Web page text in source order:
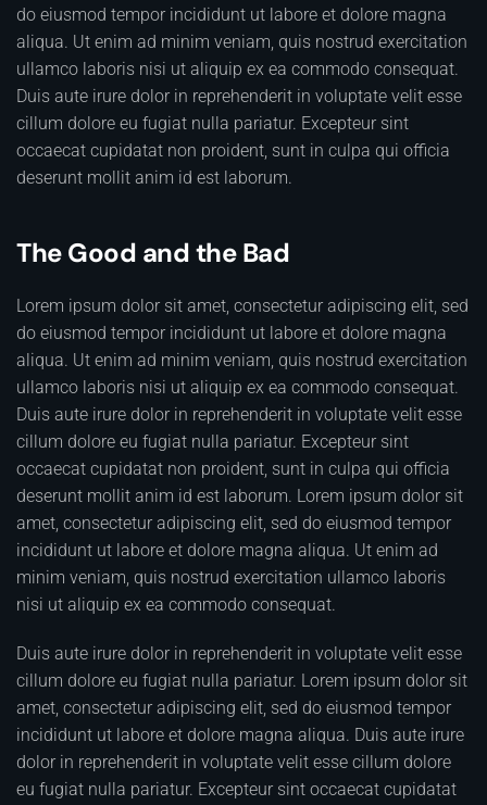
do eiusmod tempor incididunt ut labore et dolore magna
aliqua. Ut enim ad minim veniam, quis nostrud exercitation
ullamco laboris nisi ut aliquip ex ea commodo consequat.
Duis aute irure dolor in reprehenderit in voluptate velit esse
cillum dolore eu fugiat nulla pariatur. Excepteur sint
occaecat cupidatat non proident, sunt in culpa qui officia
deserunt mollit anim id est laborum.
The Good and the Bad
Lorem ipsum dolor sit amet, consectetur adipiscing elit, sed
do eiusmod tempor incididunt ut labore et dolore magna
aliqua. Ut enim ad minim veniam, quis nostrud exercitation
ullamco laboris nisi ut aliquip ex ea commodo consequat.
Duis aute irure dolor in reprehenderit in voluptate velit esse
cillum dolore eu fugiat nulla pariatur. Excepteur sint
occaecat cupidatat non proident, sunt in culpa qui officia
deserunt mollit anim id est laborum. Lorem ipsum dolor sit
amet, consectetur adipiscing elit, sed do eiusmod tempor
incididunt ut labore et dolore magna aliqua. Ut enim ad
minim veniam, quis nostrud exercitation ullamco laboris
nisi ut aliquip ex ea commodo consequat.
Duis aute irure dolor in reprehenderit in voluptate velit esse
cillum dolore eu fugiat nulla pariatur. Lorem ipsum dolor sit
amet, consectetur adipiscing elit, sed do eiusmod tempor
incididunt ut labore et dolore magna aliqua. Duis aute irure
dolor in reprehenderit in voluptate velit esse cillum dolore
eu fugiat nulla pariatur. Excepteur sint occaecat cupidatat